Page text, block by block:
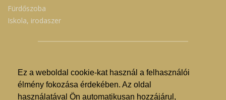
Ez a weboldal cookie-kat használ a felhasználói
élmény fokozása érdekében. Az oldal
használatával Ön automatikusan hozzájárul,
Fürdőszoba
Iskola, irodaszer
© Nyíregyházi Kosár Közösség 2019.
Hogyan lehet vásárolni?